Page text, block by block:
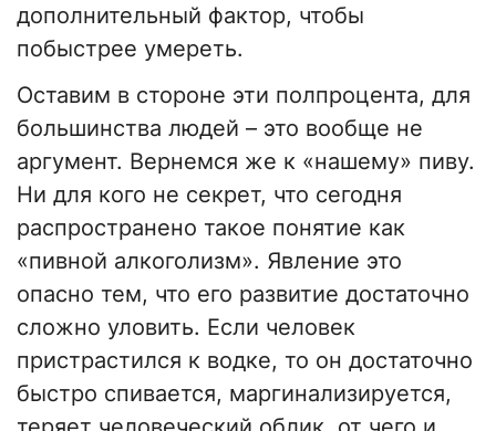
дополнительный фактор, чтобы
побыстрее умереть.
Оставим в стороне эти полпроцента, для
большинства людей – это вообще не
аргумент. Вернемся же к «нашему» пиву.
Ни для кого не секрет, что сегодня
распространено такое понятие как
«пивной алкоголизм». Явление это
опасно тем, что его развитие достаточно
сложно уловить. Если человек
пристрастился к водке, то он достаточно
быстро спивается, маргинализируется,